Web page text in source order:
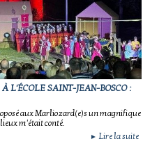
L'ÉCOLE SAINT-JEAN-BOSCO :
aux Marliozard(e)s un magnifique
m'était conté.
► Lire la suite